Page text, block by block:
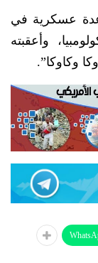
عسكرية في
وأعقبته
وكاوكا”.